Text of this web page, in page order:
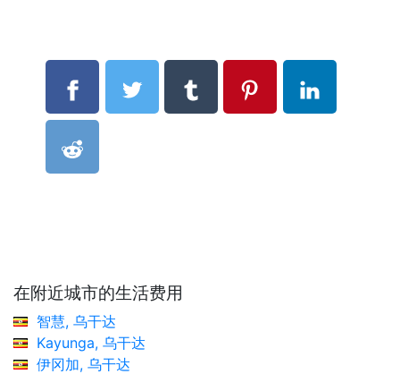
在附近城市的生活费用
智慧, 乌干达
Kayunga, 乌干达
伊冈加, 乌干达